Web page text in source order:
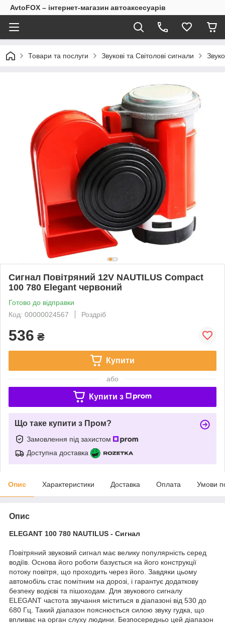
AvtoFOX – інтернет-магазин автоаксесуарів
Товари та послуги Звукові та Світолові сигнали
Сигнал Повітряний 12V NAUTILUS Compact
100 780 Elegant червоний
Готово до відправки
Код: 00000024567
Роздріб
536 ₴
Купити
або
Купити з
Що таке купити з Пром?
Замовлення під захистом
Доступна доставка
Опис Характеристики Доставка Оплата Умови
Опис
ELEGANT 100 780 NAUTILUS - Сигнал
Повітряний звуковий сигнал має велику популярність серед
водіїв. Основа його роботи базується на його конструкції
потоку повітря, що проходить через його. Завдяки цьому
автомобіль стає помітним на дорозі, і гарантує додаткову
безпеку водієві та пішоходам. Для звукового сигналу
ELEGANT частота звучання міститься в діапазоні від 530 до
680 Гц. Такий діапазон пояснюється силою звуку гудка, що
впливає на орган слуху людини. Безпосередньо цей діапазон